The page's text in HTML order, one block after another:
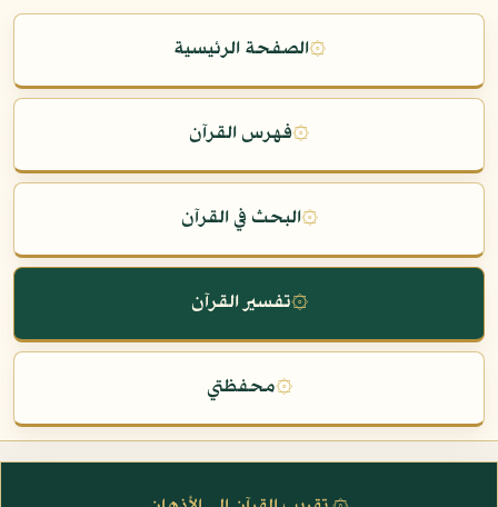
۞الصفحة الرئيسية
۞فهرس القرآن
۞البحث في القرآن
۞تفسير القرآن
۞محفظتي